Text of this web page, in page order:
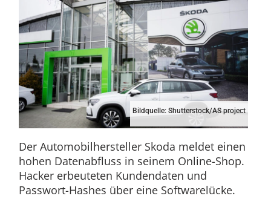
Bildquelle: Shutterstock/AS project
Der Automobilhersteller Skoda meldet einen
hohen Datenabfluss in seinem Online-Shop.
Hacker erbeuteten Kundendaten und
Passwort-Hashes über eine Softwarelücke.